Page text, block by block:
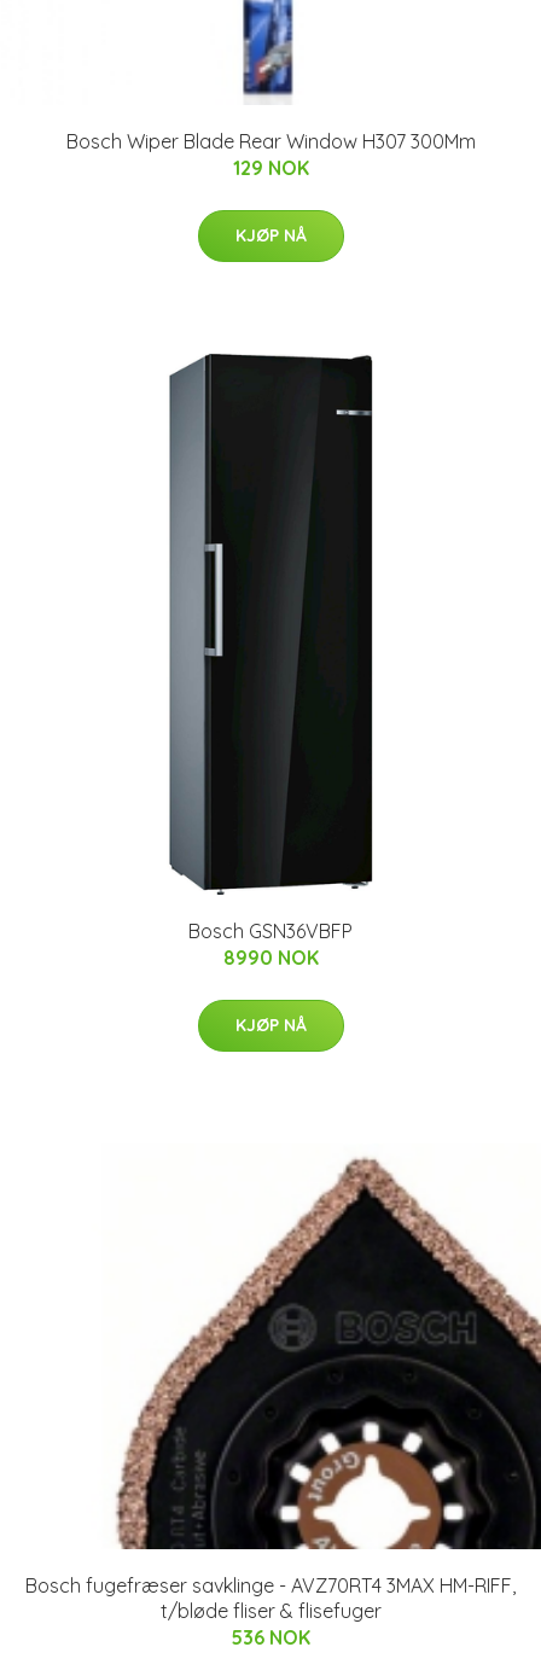
Bosch Wiper Blade Rear Window H307 300Mm
129 NOK
KJØP NÅ
Bosch GSN36VBFP
8990 NOK
KJØP NÅ
Bosch fugefræser savklinge - AVZ70RT4 3MAX HM-RIFF,
t/bløde fliser & flisefuger
536 NOK